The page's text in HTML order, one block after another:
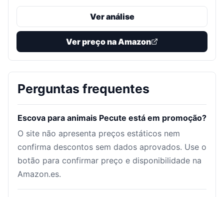
Ver análise
Ver preço na Amazon
Perguntas frequentes
Escova para animais Pecute está em promoção?
O site não apresenta preços estáticos nem
confirma descontos sem dados aprovados. Use o
botão para confirmar preço e disponibilidade na
Amazon.es.